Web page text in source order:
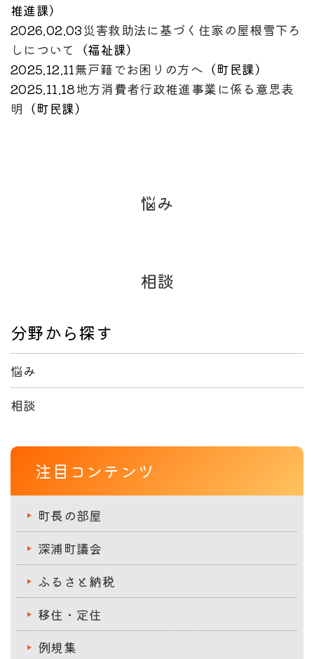
推進課）
2026.02.03災害救助法に基づく住家の屋根雪下ろ
しについて
（福祉課）
2025.12.11無戸籍でお困りの方へ （町民課）
2025.11.18地方消費者行政推進事業に係る意思表
明 （町民課）
悩み
相談
分野から探す
悩み
相談
注目コンテンツ
町長の部屋
深浦町議会
ふるさと納税
移住・定住
例規集